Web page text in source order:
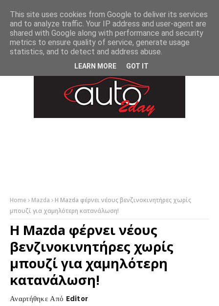
Home Mazda
Η Mazda φέρνει νέους βενζινοκινητήρες χωρίς
μπουζί για χαμηλότερη κατανάλωση!
Η Mazda φέρνει νέους
βενζινοκινητήρες χωρίς
μπουζί για χαμηλότερη
κατανάλωση!
Αναρτήθηκε Από Editor
This site uses cookies from Google to deliver its services
and to analyze traffic. Your IP address and user-agent are
shared with Google along with performance and security
metrics to ensure quality of service, generate usage
statistics, and to detect and address abuse.
LEARN MORE GOT IT